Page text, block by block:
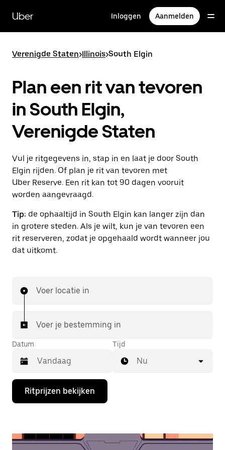
naar
hoofdinhoud
Uber Inloggen Aanmelden
Verenigde Staten>Illinois>South Elgin
Plan een rit van tevoren
in South Elgin,
Verenigde Staten
Vul je ritgegevens in, stap in en laat je door South
Elgin rijden. Of plan je rit van tevoren met
Uber Reserve. Een rit kan tot 90 dagen vooruit
worden aangevraagd.
Tip: de ophaaltijd in South Elgin kan langer zijn dan
in grotere steden. Als je wilt, kun je van tevoren een
rit reserveren, zodat je opgehaald wordt wanneer jou
dat uitkomt.
Voer locatie in
Voer je bestemming in
Datum
Druk
de
de
Tijd
Nu
Ritprijzen bekijken